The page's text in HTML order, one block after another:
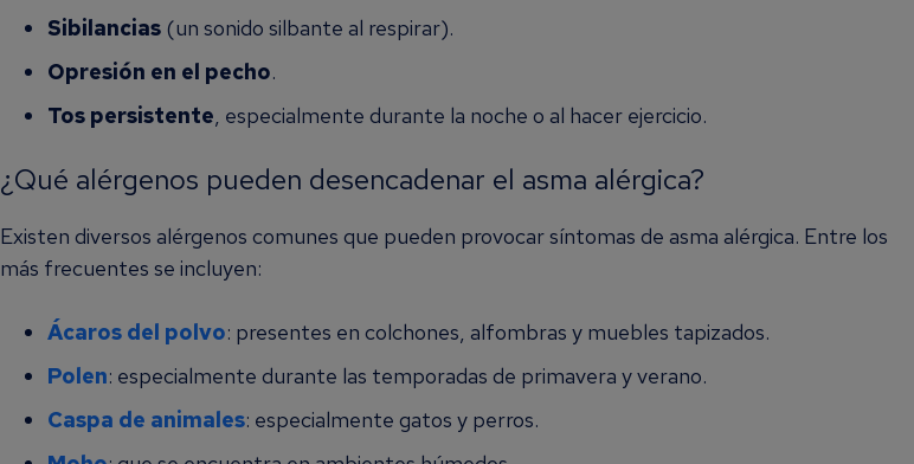
Sibilancias (un sonido silbante al respirar).
Opresión en el pecho.
Tos persistente, especialmente durante la noche o al hacer ejercicio.
¿Qué alérgenos pueden desencadenar el asma alérgica?
Existen diversos alérgenos comunes que pueden provocar síntomas de asma alérgica. Entre los
más frecuentes se incluyen:
Ácaros del polvo: presentes en colchones, alfombras y muebles tapizados.
Polen: especialmente durante las temporadas de primavera y verano.
Caspa de animales: especialmente gatos y perros.